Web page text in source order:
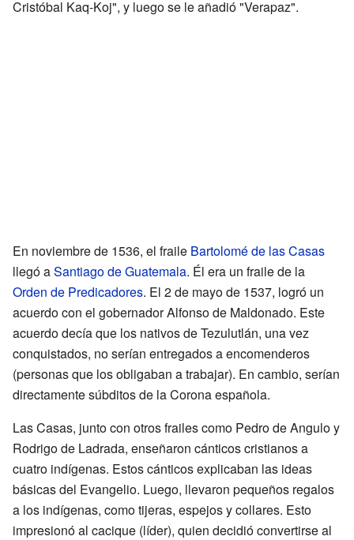
Cristóbal Kaq-Koj", y luego se le añadió "Verapaz".
En noviembre de 1536, el fraile Bartolomé de las Casas
llegó aSantiago de Guatemala. Él era un fraile de la
Orden de Predicadores. El 2 de mayo de 1537, logró un
acuerdo con el gobernador Alfonso de Maldonado. Este
acuerdo decía que los nativos de Tezulutlán, una vez
conquistados, no serían entregados a encomenderos
(personas que los obligaban a trabajar). En cambio, serían
directamente súbditos de la Corona española.
Las Casas, junto con otros frailes como Pedro de Angulo y
Rodrigo de Ladrada, enseñaron cánticos cristianos a
cuatro indígenas. Estos cánticos explicaban las ideas
básicas del Evangelio. Luego, llevaron pequeños regalos
a los indígenas, como tijeras, espejos y collares. Esto
impresionó al cacique (líder), quien decidió convertirse al